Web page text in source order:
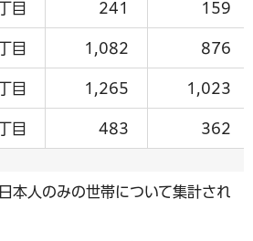
目 241 159
目 1,082 876
目 1,265 1,023
目 483 362
本人のみの世帯について集計され